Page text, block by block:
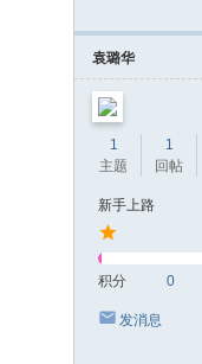
袁璐华
1
主题
1
回帖
新手上路
积分 0
发消息